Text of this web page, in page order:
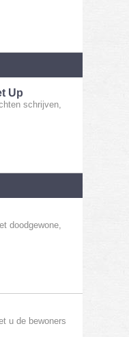
Up
schrijven,
doodgewone,
u de bewoners